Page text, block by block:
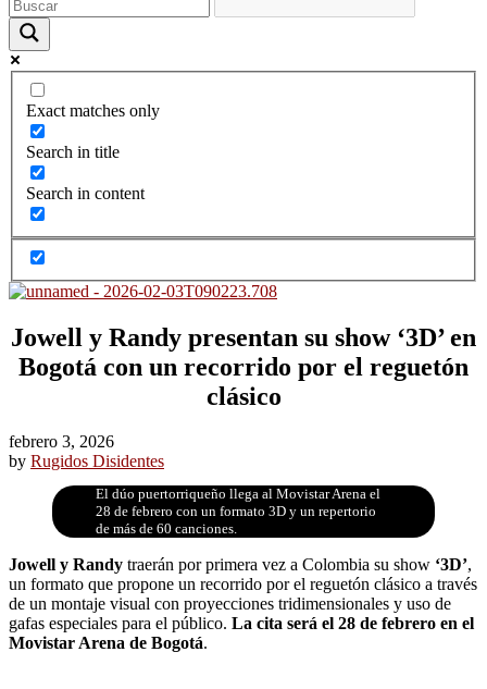
Exact matches only
Search in title
Search in content
Jowell y Randy presentan su show ‘3D’ en
Bogotá con un recorrido por el reguetón
clásico
febrero 3, 2026
by Rugidos Disidentes
El dúo puertorriqueño llega al Movistar Arena el
28 de febrero con un formato 3D y un repertorio
de más de 60 canciones.
Jowell y Randy traerán por primera vez a Colombia su show ‘3D’,
un formato que propone un recorrido por el reguetón clásico a través
de un montaje visual con proyecciones tridimensionales y uso de
gafas especiales para el público. La cita será el 28 de febrero en el
Movistar Arena de Bogotá.